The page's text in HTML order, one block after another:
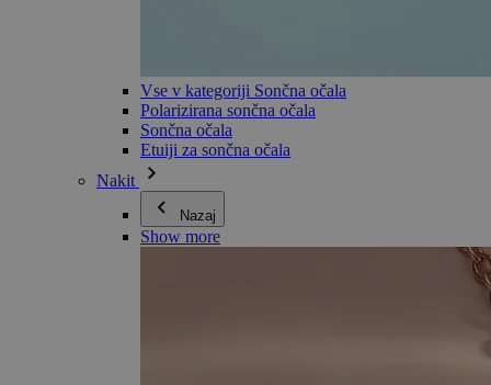
Vse v kategoriji Sončna očala
Polarizirana sončna očala
Sončna očala
Etuiji za sončna očala
Nakit
Nazaj
Show more